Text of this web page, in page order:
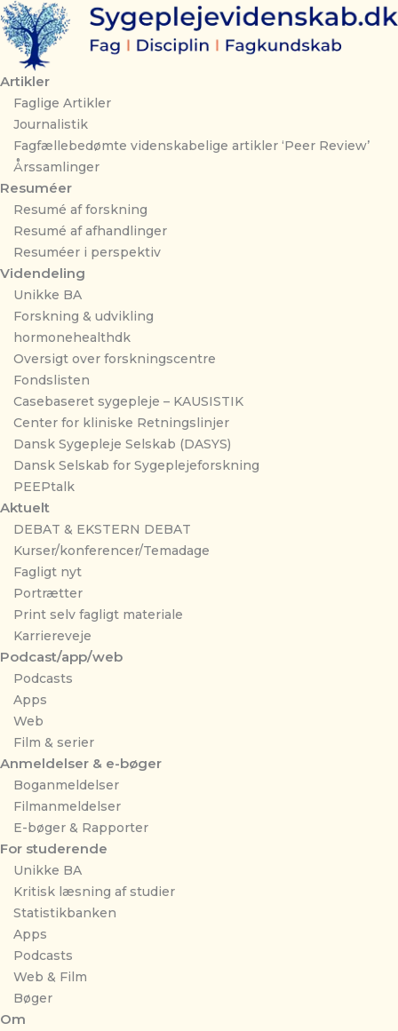
Gå
til
indholdet
Artikler
Faglige Artikler
Journalistik
Fagfællebedømte videnskabelige artikler ‘Peer Review’
Årssamlinger
Resuméer
Resumé af forskning
Resumé af afhandlinger
Resuméer i perspektiv
Videndeling
Unikke BA
Forskning & udvikling
hormonehealthdk
Oversigt over forskningscentre
Fondslisten
Casebaseret sygepleje – KAUSISTIK
Center for kliniske Retningslinjer
Dansk Sygepleje Selskab (DASYS)
Dansk Selskab for Sygeplejeforskning
PEEPtalk
Aktuelt
DEBAT & EKSTERN DEBAT
Kurser/konferencer/Temadage
Fagligt nyt
Portrætter
Print selv fagligt materiale
Karriereveje
Podcast/app/web
Podcasts
Apps
Web
Film & serier
Anmeldelser & e-bøger
Boganmeldelser
Filmanmeldelser
E-bøger & Rapporter
For studerende
Unikke BA
Kritisk læsning af studier
Statistikbanken
Apps
Podcasts
Web & Film
Bøger
Om